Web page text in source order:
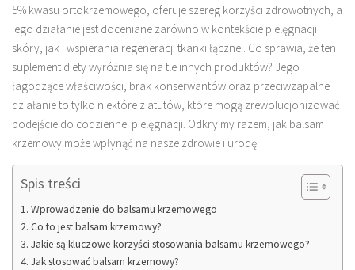
5% kwasu ortokrzemowego, oferuje szereg korzyści zdrowotnych, a
jego działanie jest doceniane zarówno w kontekście pielęgnacji
skóry, jak i wspierania regeneracji tkanki łącznej. Co sprawia, że ten
suplement diety wyróżnia się na tle innych produktów? Jego
łagodzące właściwości, brak konserwantów oraz przeciwzapalne
działanie to tylko niektóre z atutów, które mogą zrewolucjonizować
podejście do codziennej pielęgnacji. Odkryjmy razem, jak balsam
krzemowy może wpłynąć na nasze zdrowie i urodę.
Spis treści
Wprowadzenie do balsamu krzemowego
Co to jest balsam krzemowy?
Jakie są kluczowe korzyści stosowania balsamu krzemowego?
Jak stosować balsam krzemowy?